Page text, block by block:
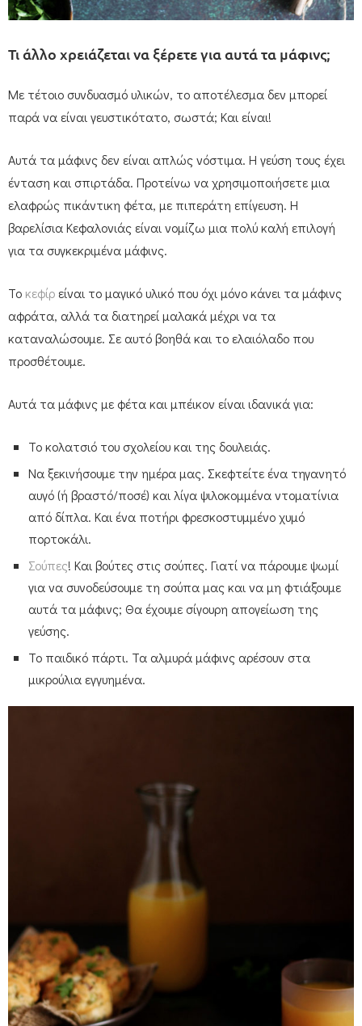
Τι άλλο χρειάζεται να ξέρετε για αυτά τα μάφινς;
Με τέτοιο συνδυασμό υλικών, το αποτέλεσμα δεν μπορεί
παρά να είναι γευστικότατο, σωστά; Και είναι!
Αυτά τα μάφινς δεν είναι απλώς νόστιμα. Η γεύση τους έχει
ένταση και σπιρτάδα. Προτείνω να χρησιμοποιήσετε μια
ελαφρώς πικάντικη φέτα, με πιπεράτη επίγευση. Η
βαρελίσια Κεφαλονιάς είναι νομίζω μια πολύ καλή επιλογή
για τα συγκεκριμένα μάφινς.
Το κεφίρ είναι το μαγικό υλικό που όχι μόνο κάνει τα μάφινς
αφράτα, αλλά τα διατηρεί μαλακά μέχρι να τα
καταναλώσουμε. Σε αυτό βοηθά και το ελαιόλαδο που
προσθέτουμε.
Αυτά τα μάφινς με φέτα και μπέικον είναι ιδανικά για:
Το κολατσιό του σχολείου και της δουλειάς.
Να ξεκινήσουμε την ημέρα μας. Σκεφτείτε ένα τηγανητό
αυγό (ή βραστό/ποσέ) και λίγα ψιλοκομμένα ντοματίνια
από δίπλα. Και ένα ποτήρι φρεσκοστυμμένο χυμό
πορτοκάλι.
Σούπες! Και βούτες στις σούπες. Γιατί να πάρουμε ψωμί
για να συνοδεύσουμε τη σούπα μας και να μη φτιάξουμε
αυτά τα μάφινς; Θα έχουμε σίγουρη απογείωση της
γεύσης.
Το παιδικό πάρτι. Τα αλμυρά μάφινς αρέσουν στα
μικρούλια εγγυημένα.